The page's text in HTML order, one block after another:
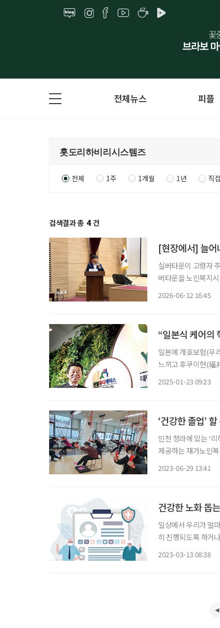
전체뉴스 피플
전체 1주 1개월 1년 직
검색결과 총 4 건
[현장에서] 늘어
실버타운이 고령자
버타운을 노인복지
2026-06-12 16:45
“일본식 케어의
일본에 개호보험(우
느끼고 후쿠이현(福
2025-01-23 09:23
‘건강한 졸업’
인천 청라에 있는 ‘
제공하는 재가노인
2023-06-29 13:41
건강한 노화 돕
일상에서 우리가 얼
히 진행되도록 하거
2023-03-13 08:38